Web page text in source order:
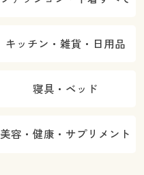
キッチン・雑貨・日用品
寝具・ベッド
美容・健康・サプリメント